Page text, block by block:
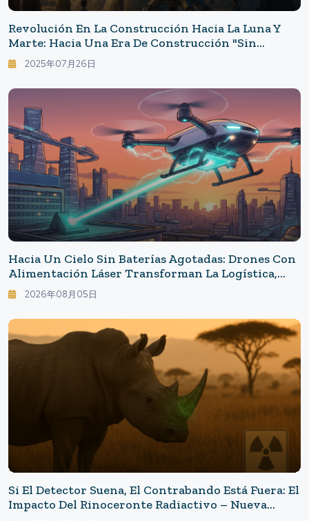
Revolución En La Construcción Hacia La Luna Y
Marte: Hacia Una Era De Construcción "sin
Llevar" - La Impresión 3D En La Superficie Lunar
Transformará La Vida En La Década De 2030
2025年07月26日
Hacia Un Cielo Sin Baterías Agotadas: Drones Con
Alimentación Láser Transforman La Logística,
Desastres Y Seguridad
2026年08月05日
Si El Detector Suena, El Contrabando Está Fuera: El
Impacto Del Rinoceronte Radiactivo – Nueva